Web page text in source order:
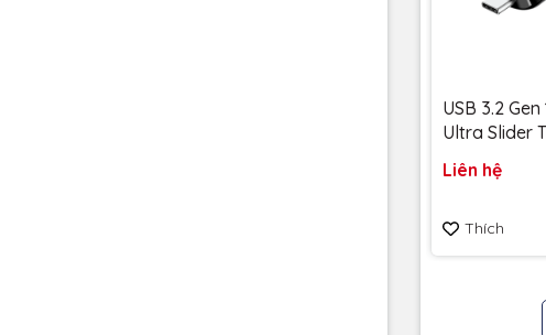
USB 3.2
Ultra Slider
SDCZ480-
Liên hệ
Thích